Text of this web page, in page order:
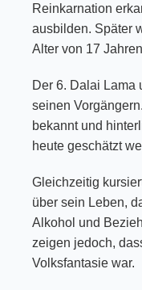
Reinkarnation
ausbilden. Später
Alter von 17
Der 6. Dalai Lama
seinen
bekannt und
heute geschätzt
Gleichzeitig
über sein Leben,
Alkohol und
zeigen jedoch,
Volksfantasie war.